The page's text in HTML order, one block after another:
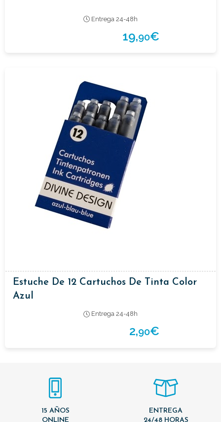
Entrega 24-48h
19,90€
Estuche De 12 Cartuchos De Tinta Color
Azul
Entrega 24-48h
2,90€
15 AÑOS
ONLINE
ENTREGA
24/48 HORAS